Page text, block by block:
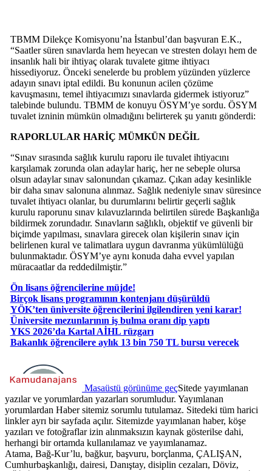
TBMM Dilekçe Komisyonu’na İstanbul’dan başvuran E.K.,
“Saatler süren sınavlarda hem heyecan ve stresten dolayı hem de
insanlık hali bir ihtiyaç olarak tuvalete gitme ihtiyacı
hissediyoruz. Önceki senelerde bu problem yüzünden yüzlerce
adayın sınavı iptal edildi. Bu konunun acilen çözüme
kavuşmasını, temel ihtiyacımızı sınavlarda gidermek istiyoruz”
talebinde bulundu. TBMM de konuyu ÖSYM’ye sordu. ÖSYM
tuvalet izninin mümkün olmadığını belirterek şu yanıtı gönderdi:
RAPORLULAR HARİÇ MÜMKÜN DEĞİL
“Sınav sırasında sağlık kurulu raporu ile tuvalet ihtiyacını
karşılamak zorunda olan adaylar hariç, her ne sebeple olursa
olsun adaylar sınav salonundan çıkamaz. Çıkan aday kesinlikle
bir daha sınav salonuna alınmaz. Sağlık nedeniyle sınav süresince
tuvalet ihtiyacı olanlar, bu durumlarını belirtir geçerli sağlık
kurulu raporunu sınav kılavuzlarında belirtilen sürede Başkanlığa
bildirmek zorundadır. Sınavların sağlıklı, objektif ve güvenli bir
biçimde yapılması, sınavlara girecek olan kişilerin sınav için
belirlenen kural ve talimatlara uygun davranma yükümlülüğü
bulunmaktadır. ÖSYM’ye aynı konuda daha evvel yapılan
müracaatlar da reddedilmiştir.”
Ön lisans öğrencilerine müjde!
Birçok lisans programının kontenjanı düşürüldü
YÖK’ten üniversite öğrencilerini ilgilendiren yeni karar!
Üniversite mezunlarının iş bulma oranı dip yaptı
YKS 2026’da Kartal AİHL rüzgarı
Bakanlık öğrencilere aylık 13 bin 750 TL bursu verecek
Masaüstü görünüme geçSitede yayımlanan
yazılar ve yorumlardan yazarları sorumludur. Yayımlanan
yorumlardan Haber sitemiz sorumlu tutulamaz. Sitedeki tüm harici
linkler ayrı bir sayfada açılır. Sitemizde yayımlanan haber, köşe
yazıları ve fotoğraflar izin alınmaksızın kaynak gösterilse dahi,
herhangi bir ortamda kullanılamaz ve yayımlanamaz.
Atama, Bağ-Kur’lu, bağkur, başvuru, borçlanma, ÇALIŞAN,
Cumhurbaşkanlığı, dairesi, Danıştay, disiplin cezaları, Döviz,